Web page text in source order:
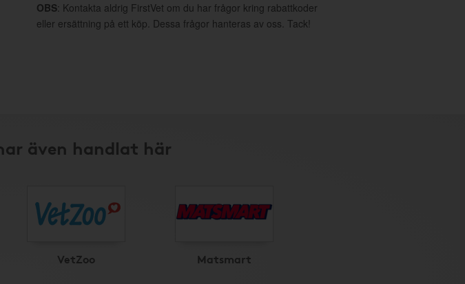
OBS: Kontakta aldrig FirstVet om du har frågor kring rabattkoder
eller ersättning på ett köp. Dessa frågor hanteras av oss. Tack!
även handlat här
VetZoo Matsmart